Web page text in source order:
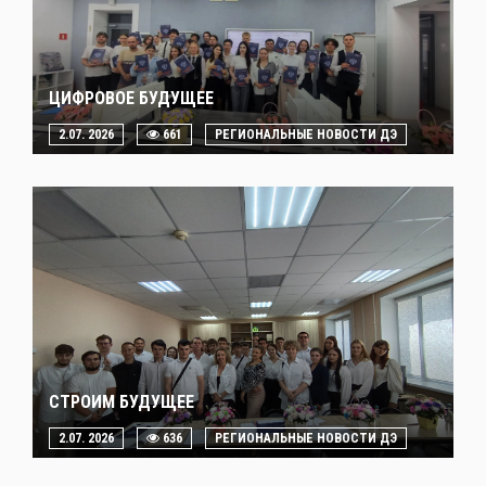
ЦИФРОВОЕ БУДУЩЕЕ
2.07. 2026 661 РЕГИОНАЛЬНЫЕ НОВОСТИ ДЭ
СТРОИМ БУДУЩЕЕ
2.07. 2026 636 РЕГИОНАЛЬНЫЕ НОВОСТИ ДЭ